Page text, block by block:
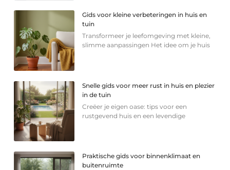
Gids voor kleine verbeteringen in huis en
tuin
Transformeer je leefomgeving met kleine,
slimme aanpassingen Het idee om je huis
Snelle gids voor meer rust in huis en plezier
in de tuin
Creëer je eigen oase: tips voor een
rustgevend huis en een levendige
Praktische gids voor binnenklimaat en
buitenruimte